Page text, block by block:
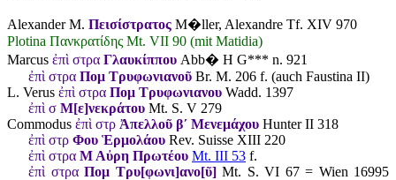
Alexander M. Πεισίστρατος M�ller, Alexandre Tf. XIV 970
Plotina Πανκρατίδης Mt. VII 90 (mit Matidia)
Marcus ἐπὶ στρα Γλαυκίππου Abb� H G*** n. 921
ἐπὶ στρα Πομ Τρυφωνιανοῦ Br. M. 206 f. (auch Faustina II)
L. Verus ἐπὶ στρα Πομ Τρυφωνιανου Wadd. 1397
ἐπὶ σ Μ[ε]νεκράτου Mt. S. V 279
Commodus ἐπὶ στρ Ἀπελλοῦ βʹ Μενεμάχου Hunter II 318
ἐπὶ στρ Φου Ἑρμολάου Rev. Suisse XIII 220
ἐπὶ στρα Μ Αὐρη Πρωτέoυ Mt. III 53 f.
ἐπὶ στρα Πομ Τρυ[φωνι]ανο[ῦ]Mt. S. VI 67 = Wien 16995